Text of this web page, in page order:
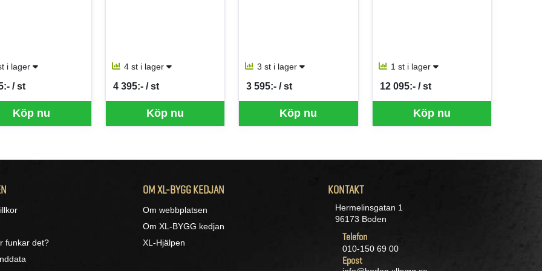
i lager
Köp nu
/ st
ST
4 st i lager
Köp nu
4 395:- / st
SEK per ST
3 st i lager
Köp nu
3 595:- / st
SEK per ST
1 st i lager
Köp nu
12 095:- / st
SEK per ST
funkar det?
OM XL-BYGG KEDJAN
Om webbplatsen
Om XL-BYGG kedjan
XL-Hjälpen
KONTAKT
Hermelinsgatan 1
96173 Boden
Telefon
010-150 69 00
Epost